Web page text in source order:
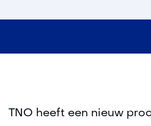
TNO heeft een nieuw